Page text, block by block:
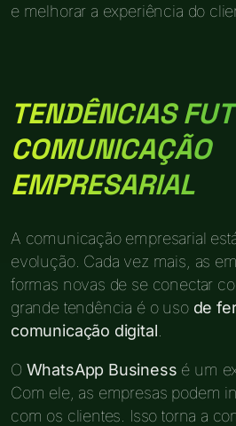
e melhorar a experiência do
TENDÊNCIAS
COMUNICAÇÃO
EMPRESARIAL
A comunicação empresarial
evolução. Cada vez mais, as
formas novas de se conectar
grande tendência é o uso de
comunicação digital
O WhatsApp Business é um
Com ele, as empresas podem
com os clientes. Isso torna a